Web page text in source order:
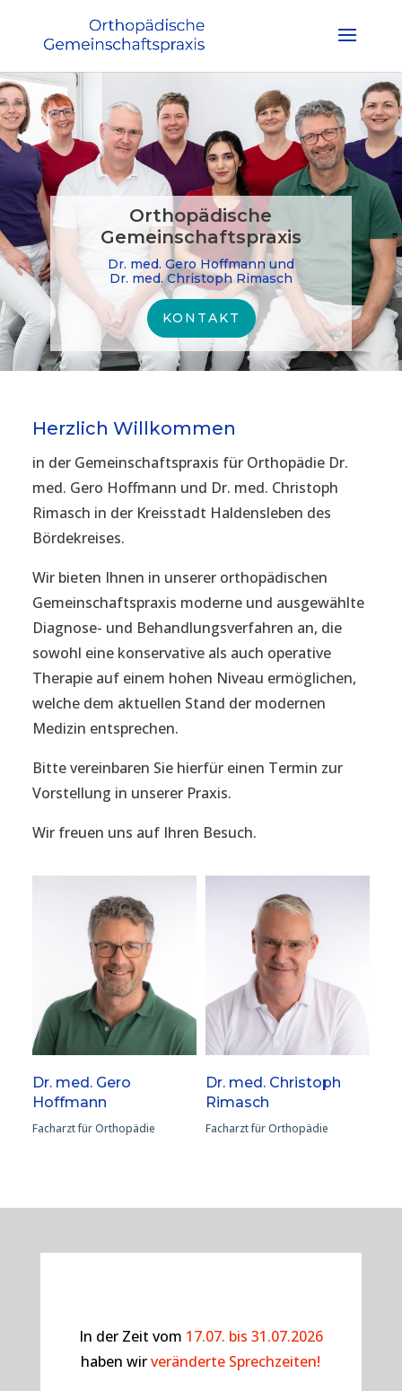
Orthopädische
Gemeinschaftspraxis
Dr. med. Gero Hoffmann und
Dr. med. Christoph Rimasch
KONTAKT
Herzlich Willkommen
in der Gemeinschaftspraxis für Orthopädie Dr.
med. Gero Hoffmann und Dr. med. Christoph
Rimasch in der Kreisstadt Haldensleben des
Bördekreises.
Wir bieten Ihnen in unserer orthopädischen
Gemeinschaftspraxis moderne und ausgewählte
Diagnose- und Behandlungsverfahren an, die
sowohl eine konservative als auch operative
Therapie auf einem hohen Niveau ermöglichen,
welche dem aktuellen Stand der modernen
Medizin entsprechen.
Bitte vereinbaren Sie hierfür einen Termin zur
Vorstellung in unserer Praxis.
Wir freuen uns auf Ihren Besuch.
Dr. med. Gero
Hoffmann
Facharzt für Orthopädie
Dr. med. Christoph
Rimasch
Facharzt für Orthopädie
In der Zeit vom 17.07. bis 31.07.2026
haben wirveränderte Sprechzeiten!